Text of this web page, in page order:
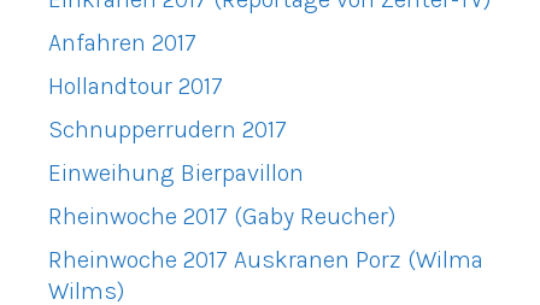
Anfahren 2017
Hollandtour 2017
Schnupperrudern 2017
Einweihung Bierpavillon
Rheinwoche 2017 (Gaby Reucher)
Rheinwoche 2017 Auskranen Porz (Wilma
Wilms)